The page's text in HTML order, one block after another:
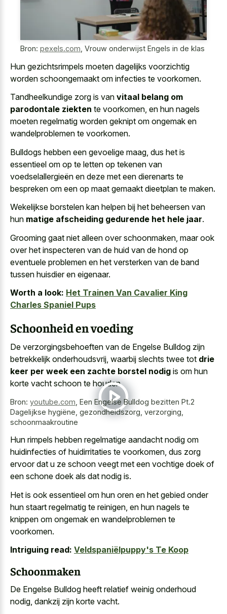
Bron: pexels.com, Vrouw onderwijst Engels in de klas
Hun gezichtsrimpels moeten dagelijks voorzichtig
worden schoongemaakt om infecties te voorkomen.
Tandheelkundige zorg is van vitaal belang om
parodontale ziekten te voorkomen, en hun nagels
moeten regelmatig worden geknipt om ongemak en
wandelproblemen te voorkomen.
Bulldogs hebben een gevoelige maag, dus het is
essentieel om op te letten op tekenen van
voedselallergieën en deze met een dierenarts te
bespreken om een op maat gemaakt dieetplan te maken.
Wekelijkse borstelen kan helpen bij het beheersen van
hun matige afscheiding gedurende het hele jaar.
Grooming gaat niet alleen over schoonmaken, maar ook
over het inspecteren van de huid van de hond op
eventuele problemen en het versterken van de band
tussen huisdier en eigenaar.
Worth a look: Het Trainen Van Cavalier King
Charles Spaniel Pups
Schoonheid en voeding
De verzorgingsbehoeften van de Engelse Bulldog zijn
betrekkelijk onderhoudsvrij, waarbij slechts twee tot drie
keer per week een zachte borstel nodig is om hun
korte vacht schoon te houden.
Bron: youtube.com Een Engelse Bulldog bezitten Pt.2
Dagelijkse hygiëne, gezondheidszorg, verzorging,
schoonmaakroutine
Hun rimpels hebben regelmatige aandacht nodig om
huidinfecties of huidirritaties te voorkomen, dus zorg
ervoor dat u ze schoon veegt met een vochtige doek of
een schone doek als dat nodig is.
Het is ook essentieel om hun oren en het gebied onder
hun staart regelmatig te reinigen, en hun nagels te
knippen om ongemak en wandelproblemen te
voorkomen.
Intriguing read: Veldspaniëlpuppy's Te Koop
Schoonmaken
De Engelse Bulldog heeft relatief weinig onderhoud
nodig, dankzij zijn korte vacht.